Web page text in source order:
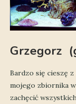
Grzegorz
Bardzo się cieszę
mojego zbiornika
zachęcić